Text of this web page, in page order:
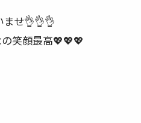
せ👌👌👌
笑顔最高💖💖💖